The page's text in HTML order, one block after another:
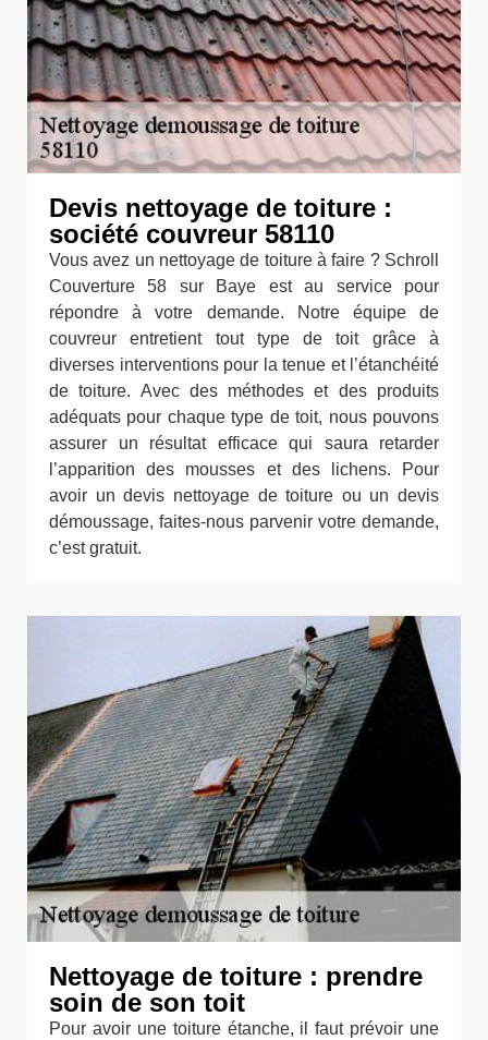
Devis nettoyage de toiture :
société couvreur 58110
Vous avez un nettoyage de toiture à faire ? Schroll
Couverture 58 sur Baye est au service pour
répondre à votre demande. Notre équipe de
couvreur entretient tout type de toit grâce à
diverses interventions pour la tenue et l’étanchéité
de toiture. Avec des méthodes et des produits
adéquats pour chaque type de toit, nous pouvons
assurer un résultat efficace qui saura retarder
l’apparition des mousses et des lichens. Pour
avoir un devis nettoyage de toiture ou un devis
démoussage, faites-nous parvenir votre demande,
c’est gratuit.
Nettoyage de toiture : prendre
soin de son toit
Pour avoir une toiture étanche, il faut prévoir une